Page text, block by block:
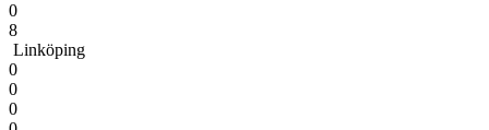
0
8
Linköping
0
0
0